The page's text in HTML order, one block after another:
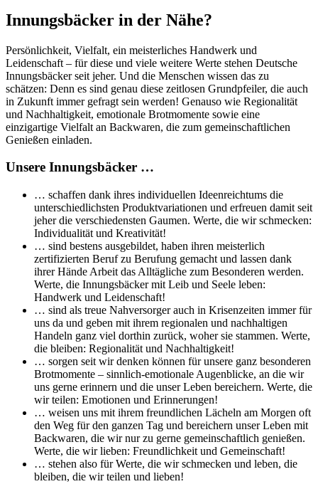
Innungsbäcker in der Nähe?
Persönlichkeit, Vielfalt, ein meisterliches Handwerk und
Leidenschaft – für diese und viele weitere Werte stehen Deutsche
Innungsbäcker seit jeher. Und die Menschen wissen das zu
schätzen: Denn es sind genau diese zeitlosen Grundpfeiler, die auch
in Zukunft immer gefragt sein werden! Genauso wie Regionalität
und Nachhaltigkeit, emotionale Brotmomente sowie eine
einzigartige Vielfalt an Backwaren, die zum gemeinschaftlichen
Genießen einladen.
Unsere Innungsbäcker …
… schaffen dank ihres individuellen Ideenreichtums die
unterschiedlichsten Produktvariationen und erfreuen damit seit
jeher die verschiedensten Gaumen. Werte, die wir schmecken:
Individualität und Kreativität!
… sind bestens ausgebildet, haben ihren meisterlich
zertifizierten Beruf zu Berufung gemacht und lassen dank
ihrer Hände Arbeit das Alltägliche zum Besonderen werden.
Werte, die Innungsbäcker mit Leib und Seele leben:
Handwerk und Leidenschaft!
… sind als treue Nahversorger auch in Krisenzeiten immer für
uns da und geben mit ihrem regionalen und nachhaltigen
Handeln ganz viel dorthin zurück, woher sie stammen. Werte,
die bleiben: Regionalität und Nachhaltigkeit!
… sorgen seit wir denken können für unsere ganz besonderen
Brotmomente – sinnlich-emotionale Augenblicke, an die wir
uns gerne erinnern und die unser Leben bereichern. Werte, die
wir teilen: Emotionen und Erinnerungen!
… weisen uns mit ihrem freundlichen Lächeln am Morgen oft
den Weg für den ganzen Tag und bereichern unser Leben mit
Backwaren, die wir nur zu gerne gemeinschaftlich genießen.
Werte, die wir lieben: Freundlichkeit und Gemeinschaft!
… stehen also für Werte, die wir schmecken und leben, die
bleiben, die wir teilen und lieben!